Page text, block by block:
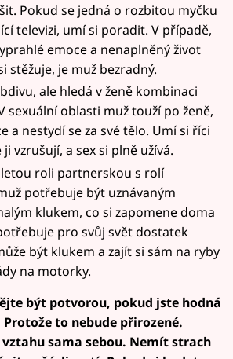
Pokud se jedná o rozbitou myčku
televizi, umí si poradit. V případě,
emoce a nenaplněný život
stěžuje, je muž bezradný.
ale hledá v ženě kombinaci
sexuální oblasti muž touží po ženě,
a nestydí se za své tělo. Umí si říci
vzrušují, a sex si plně užívá.
roli partnerskou s rolí
potřebuje být uznávaným
klukem, co si zapomene doma
pro svůj svět dostatek
být klukem a zajít si sám na ryby
na motorky.
být potvorou, pokud jste hodná
to nebude přirozené.
sama sebou. Nemít strach